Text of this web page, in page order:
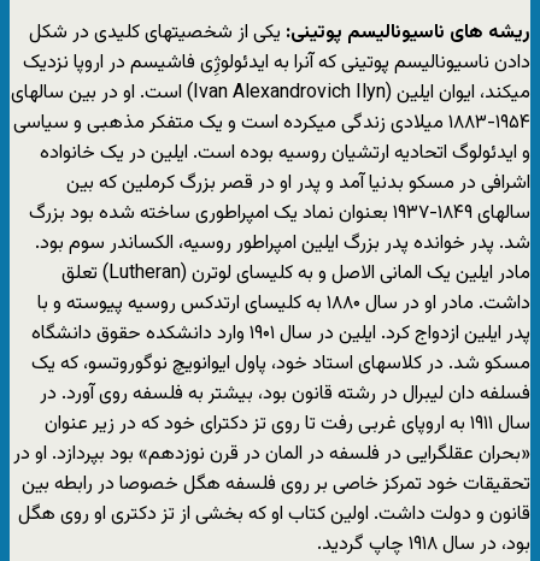
ریشه های ناسیونالیسم پوتینی: یکی از شخصیتهای کلیدی در شکل
دادن ناسیونالیسم پوتینی که آنرا به ایدئولوژِی فاشیسم در اروپا نزدیک
میکند، ایوان ایلین (Ivan Alexandrovich Ilyn) است. او در بین سالهای
۱۹۵۴-۱۸۸۳ میلادی زندگی میکرده است و یک متفکر مذهبی و سیاسی
و ایدئولوگ اتحادیه ارتشیان روسیه بوده است. ایلین در یک خانواده
اشرافی در مسکو بدنیا آمد و پدر او در قصر بزرگ کرملین که بین
سالهای ۱۸۴۹-۱۹۳۷ بعنوان نماد یک امپراطوری ساخته شده بود بزرگ
شد. پدر خوانده پدر بزرگ ایلین امپراطور روسیه، الکساندر سوم بود.
مادر ایلین یک المانی الاصل و به کلیسای لوترن (Lutheran) تعلق
داشت. مادر او در سال ۱۸۸۰ به کلیسای ارتدکس روسیه پیوسته و با
پدر ایلین ازدواج کرد. ایلین در سال ۱۹۰۱ وارد دانشکده حقوق دانشگاه
مسکو شد. در کلاسهای استاد خود، پاول ایوانویچ نوگوروتسو، که یک
فسلفه دان لیبرال در رشته قانون بود، بیشتر به فلسفه روی آورد. در
سال ۱۹۱۱ به اروپای غربی رفت تا روی تز دکترای خود که در زیر عنوان
«بحران عقلگرایی در فلسفه در المان در قرن نوزدهم» بود بپردازد. او در
تحقیقات خود تمرکز خاصی بر روی فلسفه هگل خصوصا در رابطه بین
قانون و دولت داشت. اولین کتاب او که بخشی از تز دکتری او روی هگل
بود، در سال ۱۹۱۸ چاپ گردید.